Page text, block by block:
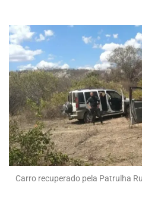
Carro recuperado pela Patrulha